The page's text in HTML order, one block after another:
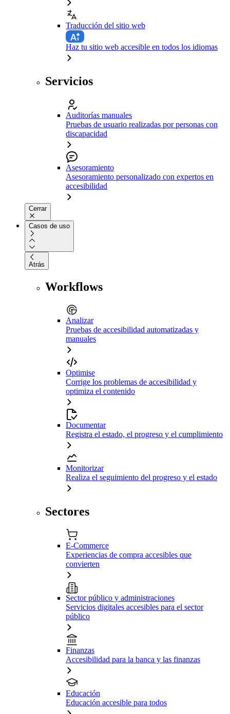
Traducción del sitio web
Haz tu sitio web accesible en todos los idiomas
Servicios
Auditorías manuales
Pruebas de usuario realizadas por personas con
discapacidad
Asesoramiento
Asesoramiento personalizado con expertos en
accesibilidad
Cerrar
Casos de uso
Atrás
Workflows
Analizar
Pruebas de accesibilidad automatizadas y
manuales
Optimise
Corrige los problemas de accesibilidad y
optimiza el contenido
Documentar
Registra el estado, el progreso y el cumplimiento
Monitorizar
Realiza el seguimiento del progreso y el estado
Sectores
E-Commerce
Experiencias de compra accesibles que
convierten
Sector público y administraciones
Servicios digitales accesibles para el sector
público
Finanzas
Accesibilidad para la banca y las finanzas
Educación
Educación accesible para todos